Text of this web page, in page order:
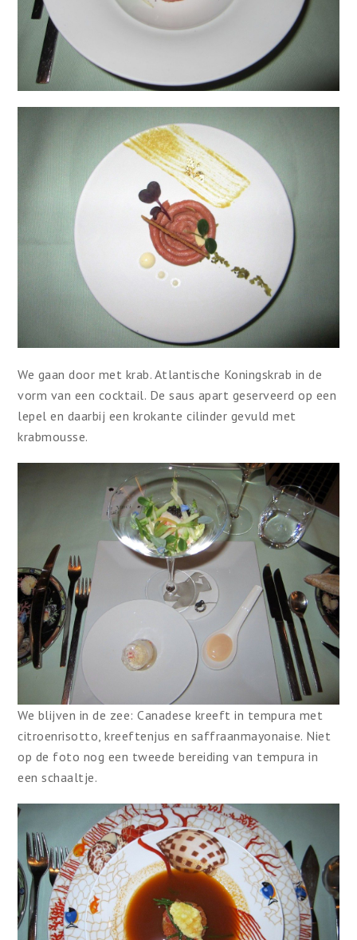
We gaan door met krab. Atlantische Koningskrab in de
vorm van een cocktail. De saus apart geserveerd op een
lepel en daarbij een krokante cilinder gevuld met
krabmousse.
We blijven in de zee: Canadese kreeft in tempura met
citroenrisotto, kreeftenjus en saffraanmayonaise. Niet
op de foto nog een tweede bereiding van tempura in
een schaaltje.